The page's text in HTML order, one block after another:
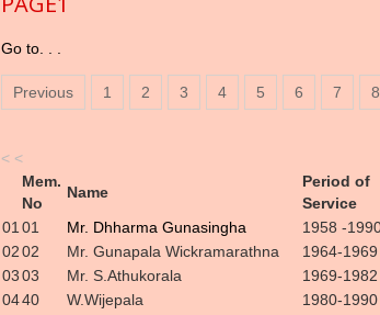
Go to. . .
Previous 1 2 3 4 5 6 7 8
< <
Mem.
No
Name
Period of
Service
01 01 Mr. Dhharma Gunasingha 1958 -
0202 Mr. Gunapala Wickramarathna 1964-1969
0303 Mr. S.Athukorala 1969-1982
0440 W.Wijepala 1980-1990